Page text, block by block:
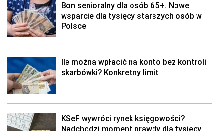
Bon senioralny dla osób 65+. Nowe
wsparcie dla tysięcy starszych osób w
Polsce
Ile można wpłacić na konto bez kontroli
skarbówki? Konkretny limit
KSeF wywróci rynek księgowości?
Nadchodzi moment prawdy dla tysięcy